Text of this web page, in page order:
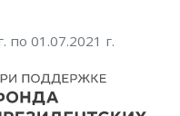
по 01.07.2021 г.